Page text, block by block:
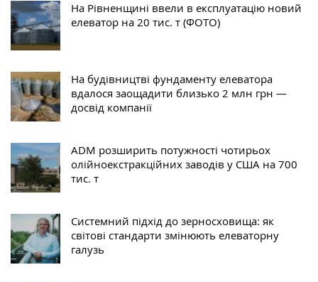
На Рівненщині ввели в експлуатацію новий
елеватор на 20 тис. т (ФОТО)
На будівництві фундаменту елеватора
вдалося заощадити близько 2 млн грн —
досвід компанії
ADM розширить потужності чотирьох
олійноекстракційних заводів у США на 700
тис. т
Системний підхід до зерносховища: як
світові стандарти змінюють елеваторну
галузь